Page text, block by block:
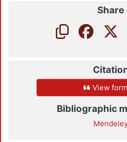
Share
View
Bibliographic